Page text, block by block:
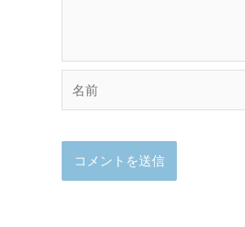
前